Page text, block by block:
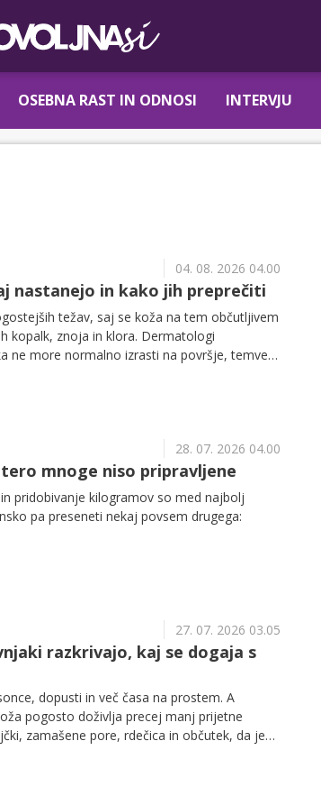
OSEBNA RAST IN ODNOSI INTERVJU
04. 08. 2026 04.00
nastanejo in kako jih preprečiti
težav, saj se koža na tem občutljivem
kopalk, znoja in klora. Dermatologi
ne more normalno izrasti na površje, temveč
28. 07. 2026 04.00
mnoge niso pripravljene
pridobivanje kilogramov so med najbolj
pa preseneti nekaj povsem drugega:
27. 07. 2026 03.05
razkrivajo, kaj se dogaja s
dopusti in več časa na prostem. A
pogosto doživlja precej manj prijetne
zamašene pore, rdečica in občutek, da je